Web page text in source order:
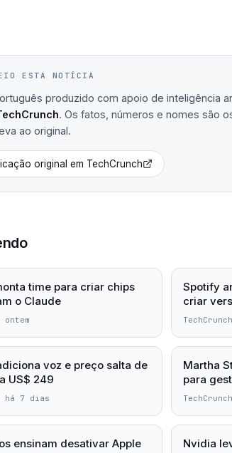
ESTA NOTÍCIA
produzido com apoio de inteligência
. Os fatos, números e nomes são
ao original.
original em TechCrunch
time para criar chips
o Claude
ontem
Spotify
criar
TechCrunch
voz e preço salta de
US$ 249
há 7 dias
Martha
para
TechCrunch
ensinam desativar Apple
Nvidia